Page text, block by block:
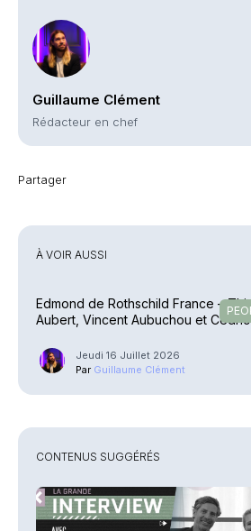
Guillaume Clément
Rédacteur en chef
Partager
À VOIR AUSSI
Edmond de Rothschild France –
Aubert, Vincent Aubuchou et Cédric
Jeudi 16 Juillet 2026
Par Guillaume Clément
CONTENUS SUGGÉRÉS